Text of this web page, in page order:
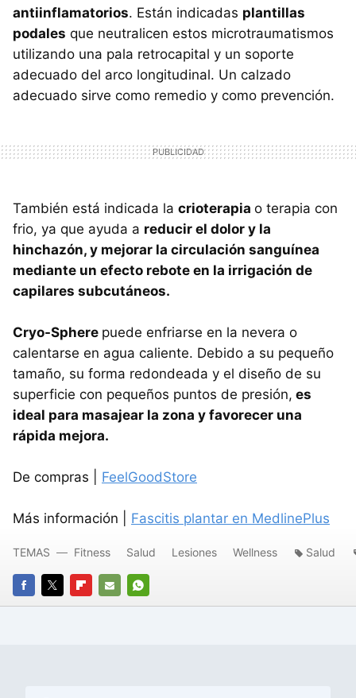
antiinflamatorios. Están indicadas plantillas
podales que neutralicen estos microtraumatismos
utilizando una pala retrocapital y un soporte
adecuado del arco longitudinal. Un calzado
adecuado sirve como remedio y como prevención.
También está indicada la crioterapia o terapia con
frio, ya que ayuda a reducir el dolor y la
hinchazón, y mejorar la circulación sanguínea
mediante un efecto rebote en la irrigación de
capilares subcutáneos.
Cryo-Sphere puede enfriarse en la nevera o
calentarse en agua caliente. Debido a su pequeño
tamaño, su forma redondeada y el diseño de su
superficie con pequeños puntos de presión, es
ideal para masajear la zona y favorecer una
rápida mejora.
De compras | FeelGoodStore
Más información | Fascitis plantar en MedlinePlus
FACEBOOK
TWITTERFLIPBOARD
E-
WHATSAPP
TEMAS Fitness Salud Lesiones Wellness Salud